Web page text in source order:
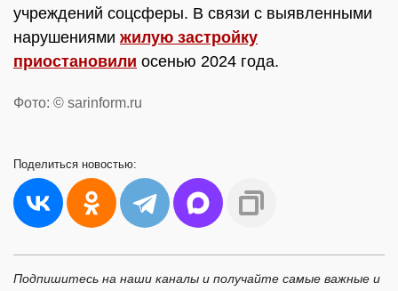
учреждений соцсферы. В связи с выявленными
нарушениями жилую застройку
приостановили осенью 2024 года.
Фото: © sarinform.ru
Поделиться новостью:
Подпишитесь на наши каналы и получайте самые важные и